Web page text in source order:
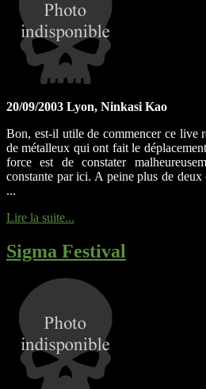
20/09/2003 Lyon, Ninkasi Kao
Bon, est-il utile de commencer ce live
de métalleux qui ont fait le
force est de constater
constante par ici. A peine plus de
...
Lire la suite...
Sigma Festival